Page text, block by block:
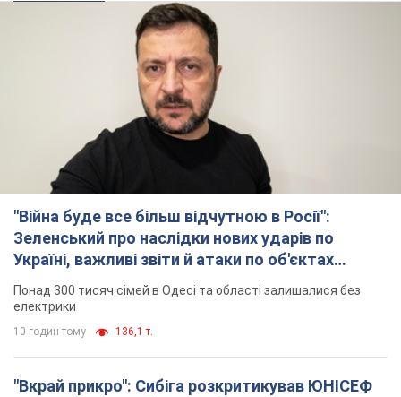
"Війна буде все більш відчутною в Росії":
Зеленський про наслідки нових ударів по
Україні, важливі звіти й атаки по об'єктах
ворога. Відео
Понад 300 тисяч сімей в Одесі та області залишалися без
електрики
10 годин тому 136,1 т.
"Вкрай прикро": Сибіга розкритикував ЮНІСЕФ